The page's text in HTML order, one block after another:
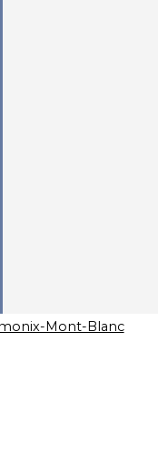
Mont-Blanc